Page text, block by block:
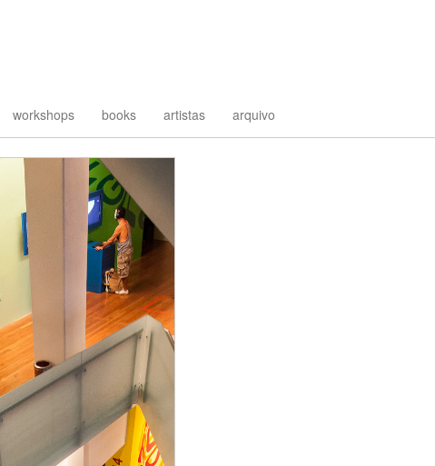
workshops books artistas arquivo